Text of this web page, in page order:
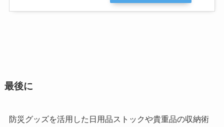
最後に
防災グッズを活用した日用品ストックや貴重品の収納術